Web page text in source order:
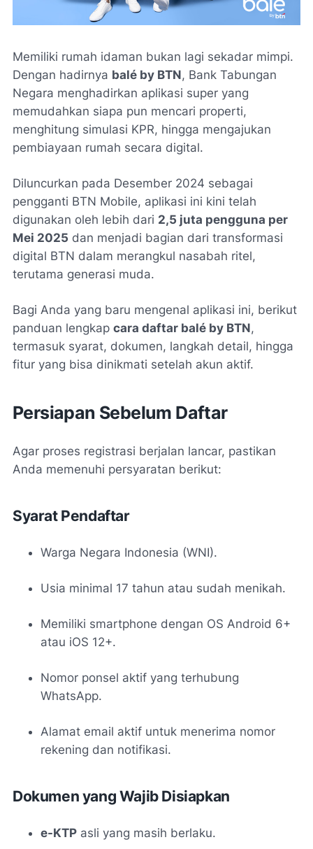
Memiliki rumah idaman bukan lagi sekadar mimpi.
Dengan hadirnya balé by BTN, Bank Tabungan
Negara menghadirkan aplikasi super yang
memudahkan siapa pun mencari properti,
menghitung simulasi KPR, hingga mengajukan
pembiayaan rumah secara digital.
Diluncurkan pada Desember 2024 sebagai
pengganti BTN Mobile, aplikasi ini kini telah
digunakan oleh lebih dari 2,5 juta pengguna per
Mei 2025 dan menjadi bagian dari transformasi
digital BTN dalam merangkul nasabah ritel,
terutama generasi muda.
Bagi Anda yang baru mengenal aplikasi ini, berikut
panduan lengkap cara daftar balé by BTN,
termasuk syarat, dokumen, langkah detail, hingga
fitur yang bisa dinikmati setelah akun aktif.
Persiapan Sebelum Daftar
Agar proses registrasi berjalan lancar, pastikan
Anda memenuhi persyaratan berikut:
Syarat Pendaftar
Warga Negara Indonesia (WNI).
Usia minimal 17 tahun atau sudah menikah.
Memiliki smartphone dengan OS Android 6+
atau iOS 12+.
Nomor ponsel aktif yang terhubung
WhatsApp.
Alamat email aktif untuk menerima nomor
rekening dan notifikasi.
Dokumen yang Wajib Disiapkan
e-KTP asli yang masih berlaku.